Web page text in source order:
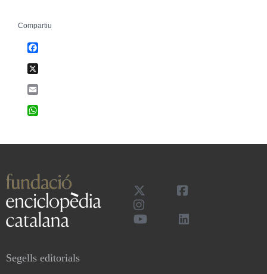
Compartiu
Segells editorials